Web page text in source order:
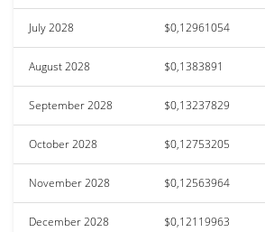
July 2028 $0,12961054
August 2028 $0,1383891
September 2028 $0,13237829
October 2028 $0,12753205
November 2028 $0,12563964
December 2028 $0,12119963